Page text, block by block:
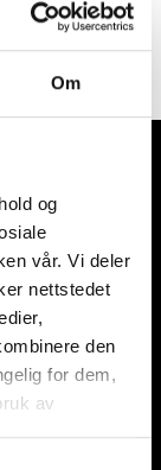
Om
og
vår. Vi deler
nettstedet
den
for dem,
av
et